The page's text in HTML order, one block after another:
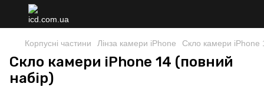
Корпусні частини Лінза камери iPhone Скло камери iPhone
Скло камери iPhone 14 (повний
набір)